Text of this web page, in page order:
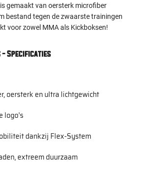
gemaakt van oersterk microfiber
bestand tegen de zwaarste trainingen
voor zowel MMA als Kickboksen!
- Specificaties
oersterk en ultra lichtgewicht
logo's
dankzij Flex-System
extreem duurzaam